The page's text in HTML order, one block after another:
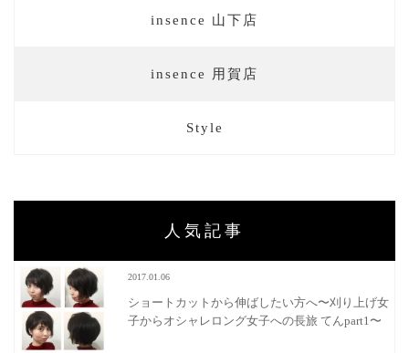
insence 山下店
insence 用賀店
Style
人気記事
2017.01.06
ショートカットから伸ばしたい方へ〜刈り上げ女
子からオシャレロング女子への長旅 てんpart1〜